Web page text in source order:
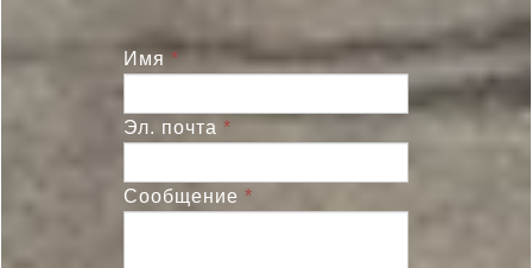
Имя*
Эл. почта *
Сообщение *